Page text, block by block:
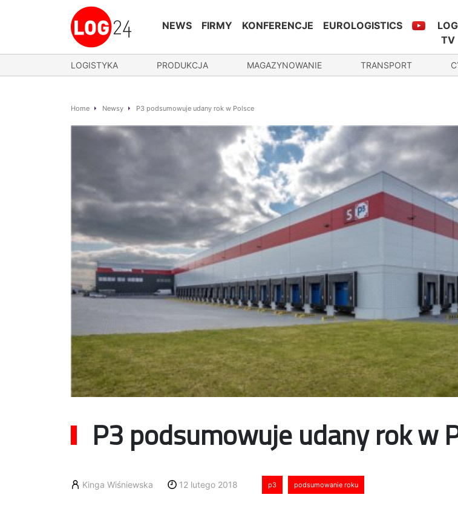
NEWS FIRMY KONFERENCJE EUROLOGISTICS
LOG
TV
LOGISTYKA PRODUKCJA MAGAZYNOWANIE TRANSPORT
Home Newsy P3 podsumowuje udany rok w Polsce
P3 podsumowuje udany rok w
Kinga Wiśniewska 12 lutego 2018 p3 podsumowanie roku